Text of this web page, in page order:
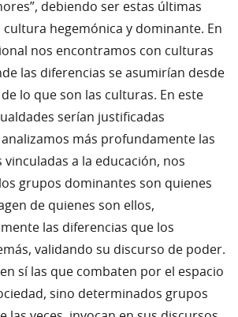
debiendo ser estas últimas
hegemónica y dominante. En
nos encontramos con culturas
las diferencias se asumirían desde
lo que son las culturas. En este
serían justificadas
más profundamente las
vinculadas a la educación, nos
grupos dominantes son quienes
de quienes son ellos,
las diferencias que los
validando su discurso de poder.
sí las que combaten por el espacio
sino determinados grupos